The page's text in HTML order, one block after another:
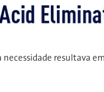
resultava